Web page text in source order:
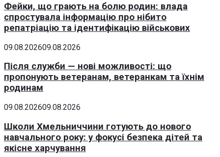
Фейки, що грають на болю родин: влада
спростувала інформацію про нібито
репатріацію та ідентифікацію військових
09.08.202609.08.2026
Після служби — нові можливості: що
пропонують ветеранам, ветеранкам та їхнім
родинам
09.08.202609.08.2026
Школи Хмельниччини готують до нового
навчального року: у фокусі безпека дітей та
якісне харчування